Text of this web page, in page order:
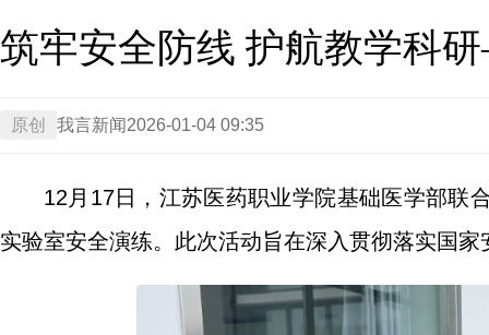
筑牢安全防线 护航教学科
原创 我言新闻 2026-01-04 09:35
12月17日，江苏医药职业学院基础医学部联
实验室安全演练。此次活动旨在深入贯彻落实国